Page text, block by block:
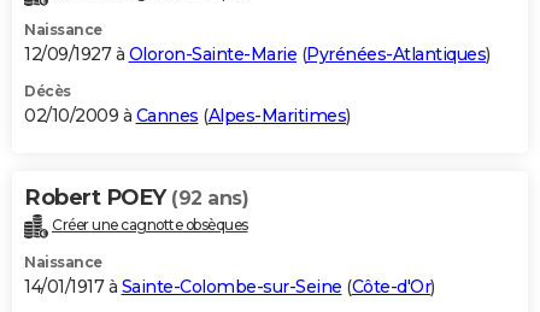
Naissance
12/09/1927 à Oloron-Sainte-Marie (Pyrénées-Atlantiques)
Décès
02/10/2009 à Cannes (Alpes-Maritimes)
Robert POEY (92 ans)
Créer une cagnotte obsèques
Naissance
14/01/1917 à Sainte-Colombe-sur-Seine (Côte-d'Or)